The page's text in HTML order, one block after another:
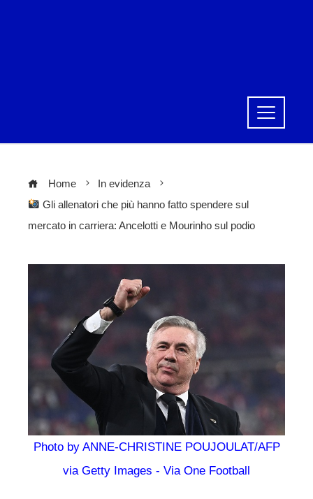
Home
In evidenza
Gli allenatori che più hanno fatto spendere sul
mercato in carriera: Ancelotti e Mourinho sul podio
Photo by ANNE-CHRISTINE POUJOULAT/AFP
via Getty Images - Via One Football